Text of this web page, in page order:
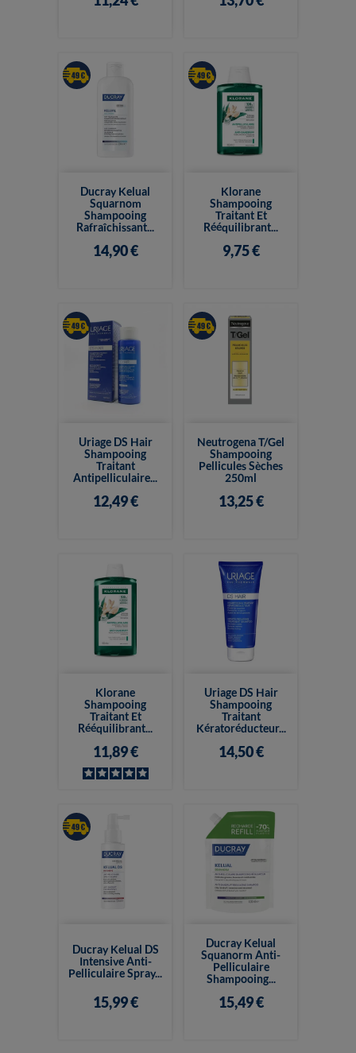
Ducray Kelual
Squarnom
Shampooing
Rafraîchissant...
14,90 €
Klorane
Shampooing
Traitant Et
Rééquilibrant...
9,75 €
Uriage DS Hair
Shampooing
Traitant
Antipelliculaire...
12,49 €
Neutrogena T/Gel
Shampooing
Pellicules Sèches
250ml
13,25 €
Klorane
Shampooing
Traitant Et
Rééquilibrant...
11,89 €
Uriage DS Hair
Shampooing
Traitant
Kératoréducteur...
14,50 €
Ducray Kelual DS
Intensive Anti-
Pelliculaire Spray...
15,99 €
Ducray Kelual
Squanorm Anti-
Pelliculaire
Shampooing...
15,49 €